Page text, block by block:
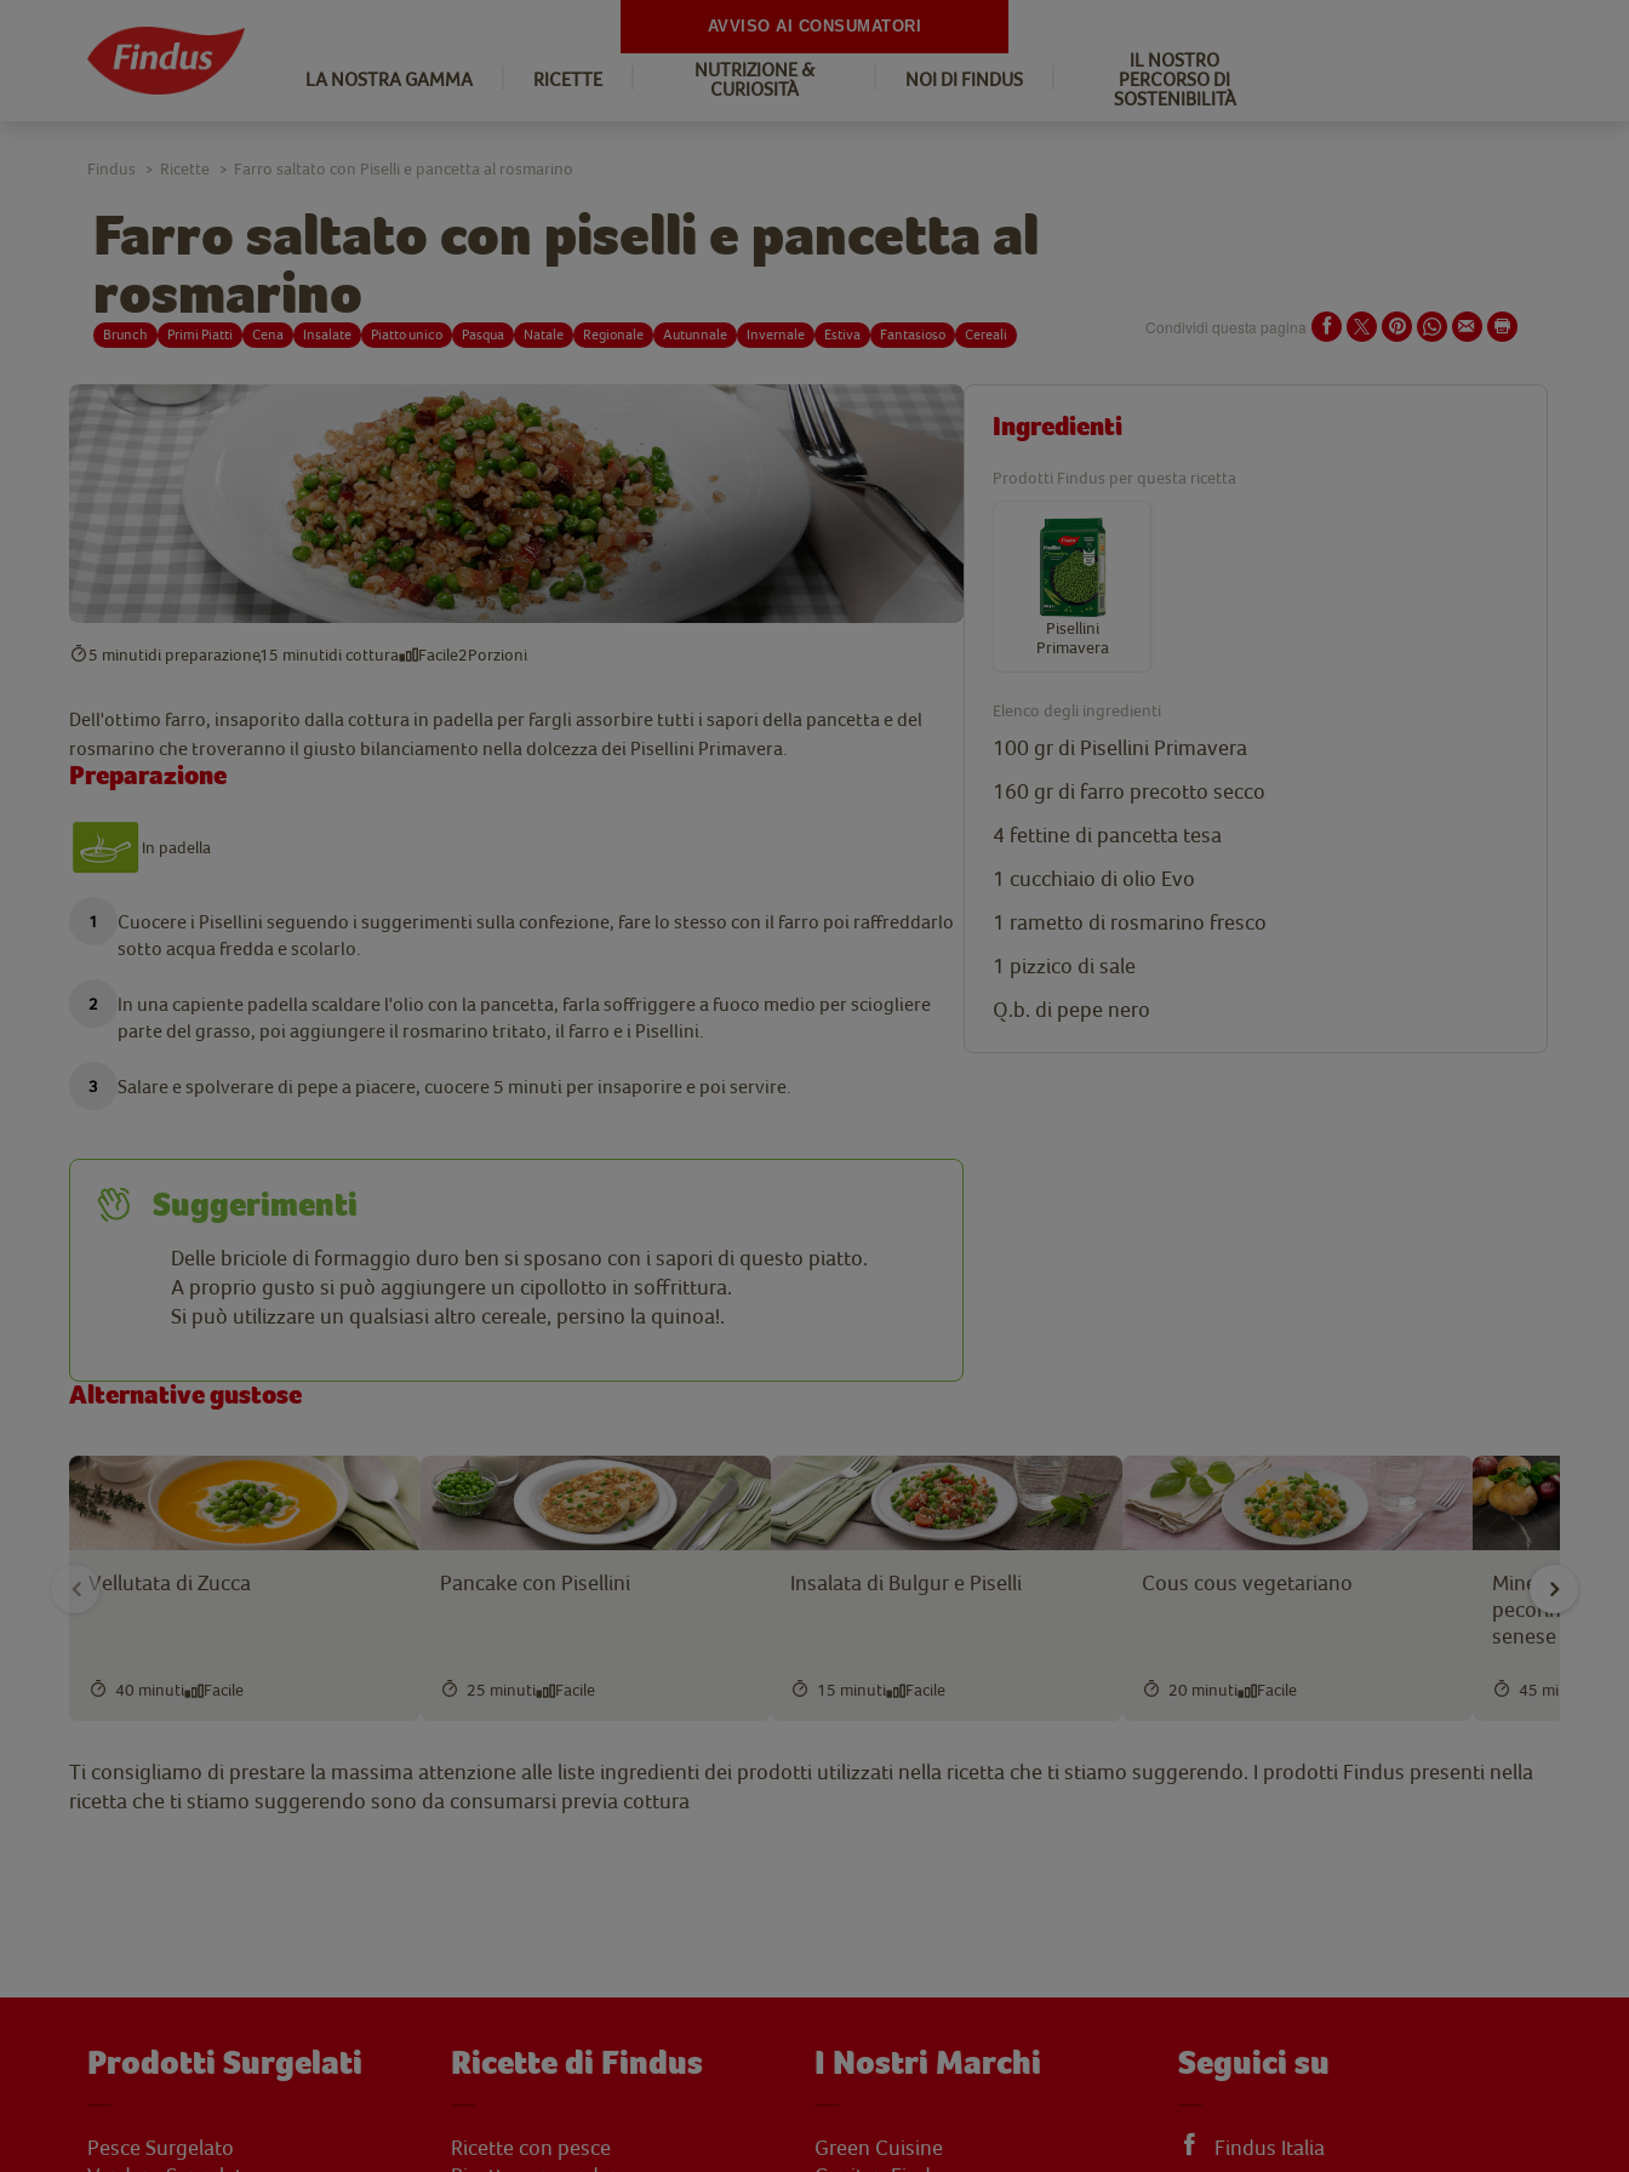
LA NOSTRA GAMMA RICETTE
NUTRIZIONE &
CURIOSITÀ
NOI DI FINDUS
IL NOSTRO
PERCORSO DI
SOSTENIBILITÀ
Farro saltato con piselli e pancetta al
rosmarino
Brunch Primi Piatti Cena Insalate Piatto unico Pasqua Natale Regionale Autunnale Invernale Estiva Fantasioso Cereali Condividi questa pagina
Findus > Ricette > Farro saltato con Piselli e pancetta al rosmarino
5 minutidi preparazione15 minutidi cottura Facile2Porzioni
Dell'ottimo farro, insaporito dalla cottura in padella per fargli assorbire tutti i sapori della pancetta e del
rosmarino che troveranno il giusto bilanciamento nella dolcezza dei Pisellini Primavera.
Preparazione
In padella
Cuocere i Pisellini seguendo i suggerimenti sulla confezione, fare lo stesso con il farro poi raffreddarlo
sotto acqua fredda e scolarlo.
In una capiente padella scaldare l'olio con la pancetta, farla soffriggere a fuoco medio per sciogliere
parte del grasso, poi aggiungere il rosmarino tritato, il farro e i Pisellini.
Salare e spolverare di pepe a piacere, cuocere 5 minuti per insaporire e poi servire.
Suggerimenti
Delle briciole di formaggio duro ben si sposano con i sapori di questo piatto.
A proprio gusto si può aggiungere un cipollotto in soffrittura.
Si può utilizzare un qualsiasi altro cereale, persino la quinoa!.
Ingredienti
Prodotti Findus per questa ricetta
Pisellini
Primavera
Elenco degli ingredienti
100 gr di Pisellini Primavera
160 gr di farro precotto secco
4 fettine di pancetta tesa
1 cucchiaio di olio Evo
1 rametto di rosmarino fresco
1 pizzico di sale
Q.b. di pepe nero
Alternative gustose
Vellutata di Zucca
40 minuti Facile
Pancake con Pisellini
25 minuti Facile
Insalata di Bulgur e Piselli
15 minuti Facile
Cous cous vegetariano
20 minuti Facile
Minestrone
pecorino e
senese
45 minuti
Ti consigliamo di prestare la massima attenzione alle liste ingredienti dei prodotti utilizzati nella ricetta che ti stiamo suggerendo. I prodotti Findus presenti nella
ricetta che ti stiamo suggerendo sono da consumarsi previa cottura
Prodotti Surgelati
Pesce Surgelato
Ricette di Findus
Ricette con pesce
I Nostri Marchi
Green Cuisine
Seguici su
Findus Italia
AVVISO AI CONSUMATORI